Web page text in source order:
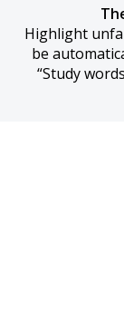
Highlight
be
“Study